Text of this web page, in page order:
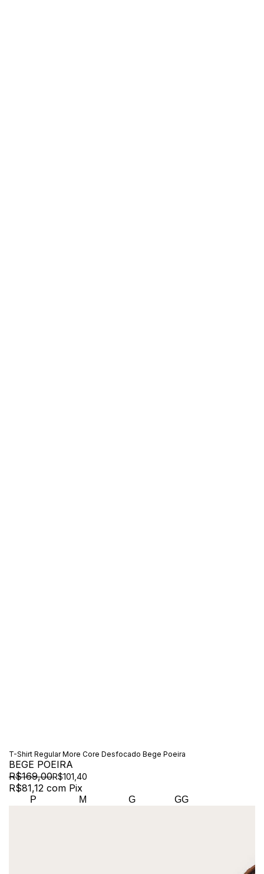
T-Shirt Regular More Core Desfocado Bege Poeira
BEGE POEIRA
R$169,00R$101,40
R$81,12 com Pix
P M G GG